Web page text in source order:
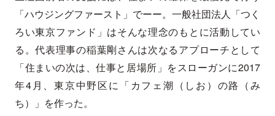
「ハウジングファースト」でーー。一般社団法人「つく
ろい東京ファンド」はそんな理念のもとに活動してい
る。代表理事の稲葉剛さんは次なるアプローチとして
「住まいの次は、仕事と居場所」をスローガンに2017
年4月、東京中野区に「カフェ潮（しお）の路（み
ち）」を作った。